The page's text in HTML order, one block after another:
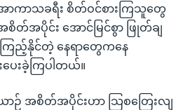
အာကာသခရီး စိတ်ဝင်စားကြသူတွေ
တ်အပိုင်း အောင်မြင်စွာ ဖြုတ်ချ
ြည့်နိုင်တဲ့ နေရာတွေကနေ
ေးခဲ့ကြပါတယ်။
အစိတ်အပိုင်းဟာ သြစတြေးလျ